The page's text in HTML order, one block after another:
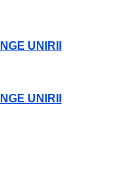
UNIRII
UNIRII